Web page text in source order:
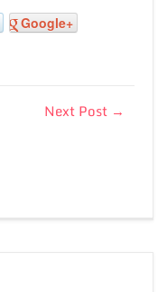
Google+
Next Post →